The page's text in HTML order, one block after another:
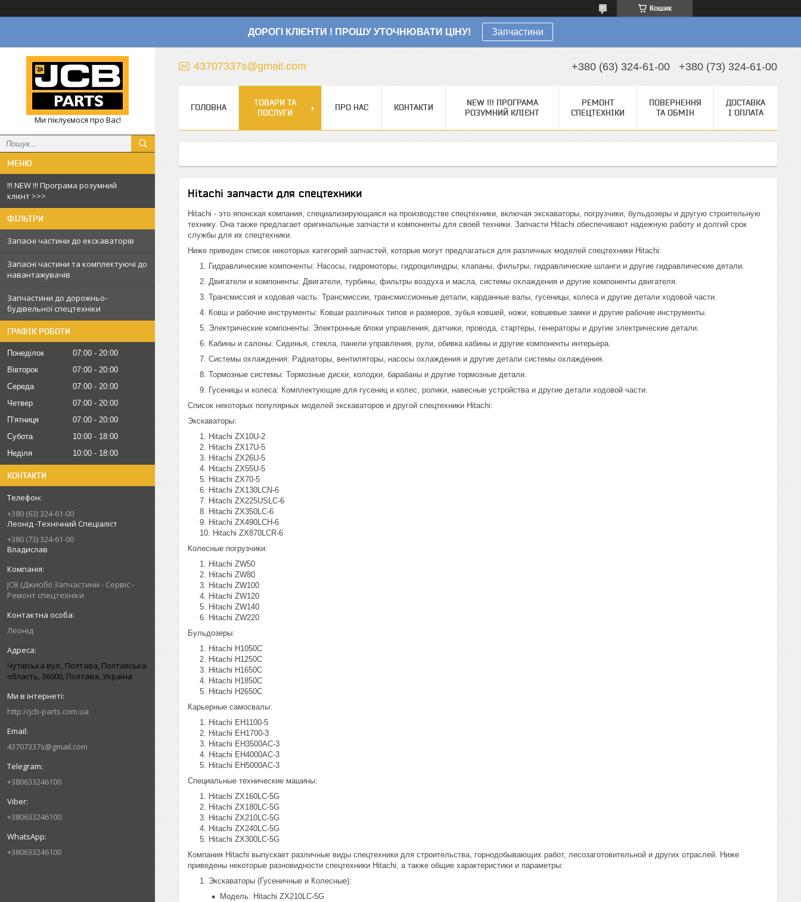
Кошик
ДОРОГІ КЛІЄНТИ ! ПРОШУ УТОЧНЮВАТИ ЦІНУ! Запчастини
Ми піклуємося про Вас!
!!! NEW !!! Програма розумний
клієнт >>>
ФІЛЬТРИ
Запасні частини до екскаваторів
Запасні частини та комплектуючі до
навантажувачів
Запчастини до дорожньо-
будівельної спецтехніки
ГРАФІК РОБОТИ
Понеділок 07:00
20:00
Вівторок
07:00
20:00
Середа
07:00
20:00
Четвер
07:00
20:00
Пʼятниця
07:00
20:00
Субота
10:00
18:00
Неділя
10:00 18:00
КОНТАКТИ
+380 (63) 324-61-00
Леонід -Технічний Спеціаліст
+380 (73) 324-61-00
Владислав
JCB (Джисібі) Запчастини - Сервіс -
Ремонт спецтехніки
Леонід
Чутівська вул., Полтава, Полтавська
область, 36000, Полтава, Україна
http://jcb-parts.com.ua
43707337s@gmail.com
+380633246100
+380633246100
+380633246100
43707337s@gmail.com +380 (63) 324-61-00 +380 (73) 324-61-00
ГОЛОВНА
ТОВАРИ ТА
ПОСЛУГИ
ПРО НАС КОНТАКТИ
NEW !!! ПРОГРАМА
РОЗУМНИЙ КЛІЄНТ
РЕМОНТ
СПЕЦТЕХНІКИ
ПОВЕРНЕННЯ
ТА ОБМІН
ДОСТАВКА
І ОПЛАТА
Hitachi запчасти для спецтехники
Hitachi - это японская компания, специализирующаяся на производстве спецтехники, включая экскаваторы, погрузчики, бульдозеры и другую строительную
технику. Она также предлагает оригинальные запчасти и компоненты для своей техники. Запчасти Hitachi обеспечивают надежную работу и долгий срок
службы для их спецтехники.
Ниже приведен список некоторых категорий запчастей, которые могут предлагаться для различных моделей спецтехники Hitachi:
Гидравлические компоненты: Насосы, гидромоторы, гидроцилиндры, клапаны, фильтры, гидравлические шланги и другие гидравлические детали.
Двигатели и компоненты: Двигатели, турбины, фильтры воздуха и масла, системы охлаждения и другие компоненты двигателя.
Трансмиссия и ходовая часть: Трансмиссии, трансмиссионные детали, карданные валы, гусеницы, колеса и другие детали ходовой части.
Ковш и рабочие инструменты: Ковши различных типов и размеров, зубья ковшей, ножи, ковшевые замки и другие рабочие инструменты.
Электрические компоненты: Электронные блоки управления, датчики, провода, стартеры, генераторы и другие электрические детали.
Кабины и салоны: Сиденья, стекла, панели управления, рули, обивка кабины и другие компоненты интерьера.
Системы охлаждения: Радиаторы, вентиляторы, насосы охлаждения и другие детали системы охлаждения.
Тормозные системы: Тормозные диски, колодки, барабаны и другие тормозные детали.
Гусеницы и колеса: Комплектующие для гусениц и колес, ролики, навесные устройства и другие детали ходовой части.
Список некоторых популярных моделей экскаваторов и другой спецтехники Hitachi:
Экскаваторы:
Hitachi ZX10U-2
Hitachi ZX17U-5
Hitachi ZX26U-5
Hitachi ZX55U-5
Hitachi ZX70-5
Hitachi ZX130LCN-6
Hitachi ZX225USLC-6
Hitachi ZX350LC-6
Hitachi ZX490LCH-6
Hitachi ZX870LCR-6
Колесные погрузчики:
Hitachi ZW50
Hitachi ZW80
Hitachi ZW100
Hitachi ZW120
Hitachi ZW140
Hitachi ZW220
Бульдозеры:
Hitachi H1050C
Hitachi H1250C
Hitachi H1650C
Hitachi H1850C
Hitachi H2650C
Карьерные самосвалы:
Hitachi EH1100-5
Hitachi EH1700-3
Hitachi EH3500AC-3
Hitachi EH4000AC-3
Hitachi EH5000AC-3
Специальные технические машины:
Hitachi ZX160LC-5G
Hitachi ZX180LC-5G
Hitachi ZX210LC-5G
Hitachi ZX240LC-5G
Hitachi ZX300LC-5G
Компания Hitachi выпускает различные виды спецтехники для строительства, горнодобывающих работ, лесозаготовительной и других отраслей. Ниже
приведены некоторые разновидности спецтехники Hitachi, а также общие характеристики и параметры:
Экскаваторы (Гусеничные и Колесные):
Модель: Hitachi ZX210LC-5G